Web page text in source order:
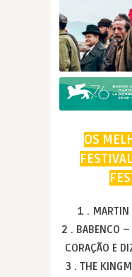
OS
1 . MARTIN
2 . BABENCO –
CORAÇÃO E
3 . THE